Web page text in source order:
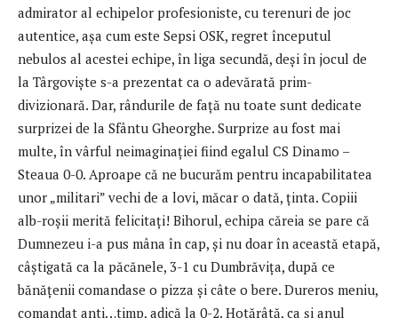
admirator al echipelor profesioniste, cu terenuri de joc
autentice, așa cum este Sepsi OSK, regret începutul
nebulos al acestei echipe, în liga secundă, deși în jocul de
la Târgoviște s-a prezentat ca o adevărată prim-
divizionară. Dar, rândurile de față nu toate sunt dedicate
surprizei de la Sfântu Gheorghe. Surprize au fost mai
multe, în vârful neimaginației fiind egalul CS Dinamo –
Steaua 0-0. Aproape că ne bucurăm pentru incapabilitatea
unor „militari” vechi de a lovi, măcar o dată, ținta. Copiii
alb-roșii merită felicitați! Bihorul, echipa căreia se pare că
Dumnezeu i-a pus mâna în cap, și nu doar în această etapă,
câștigată ca la păcănele, 3-1 cu Dumbrăvița, după ce
bănățenii comandase o pizza și câte o bere. Dureros meniu,
comandat anti…timp, adică la 0-2. Hotărâtă, ca și anul